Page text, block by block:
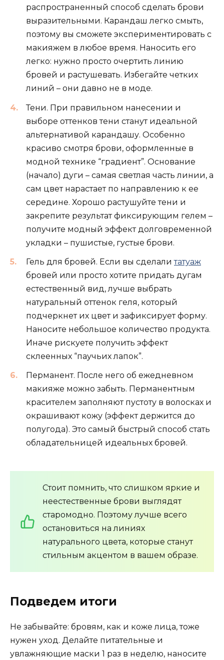
распространенный способ сделать брови
выразительными. Карандаш легко смыть,
поэтому вы сможете экспериментировать с
макияжем в любое время. Наносить его
легко: нужно просто очертить линию
бровей и растушевать. Избегайте четких
линий – они давно не в моде.
Тени. При правильном нанесении и
выборе оттенков тени станут идеальной
альтернативой карандашу. Особенно
красиво смотря брови, оформленные в
модной технике “градиент”. Основание
(начало) дуги – самая светлая часть линии, а
сам цвет нарастает по направлению к ее
середине. Хорошо растушуйте тени и
закрепите результат фиксирующим гелем –
получите модный эффект долговременной
укладки – пушистые, густые брови.
Гель для бровей. Если вы сделалитатуаж
бровей или просто хотите придать дугам
естественный вид, лучше выбрать
натуральный оттенок геля, который
подчеркнет их цвет и зафиксирует форму.
Наносите небольшое количество продукта.
Иначе рискуете получить эффект
склеенных “паучьих лапок”.
Перманент. После него об ежедневном
макияже можно забыть. Перманентным
красителем заполняют пустоту в волосках и
окрашивают кожу (эффект держится до
полугода). Это самый быстрый способ стать
обладательницей идеальных бровей.
Стоит помнить, что слишком яркие и
неестественные брови выглядят
старомодно. Поэтому лучше всего
остановиться на линиях
натурального цвета, которые станут
стильным акцентом в вашем образе.
Подведем итоги
Не забывайте: бровям, как и коже лица, тоже
нужен уход. Делайте питательные и
увлажняющие маски 1 раз в неделю, наносите